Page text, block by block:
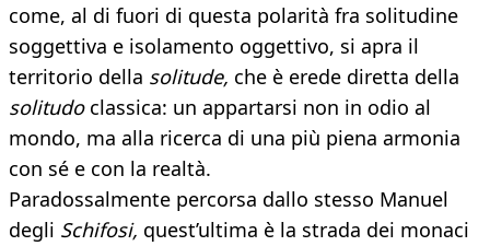
come, al di fuori di questa polarità fra solitudine
soggettiva e isolamento oggettivo, si apra il
territorio della solitude, che è erede diretta della
solitudoclassica: un appartarsi non in odio al
mondo, ma alla ricerca di una più piena armonia
con sé e con la realtà.
Paradossalmente percorsa dallo stesso Manuel
degli Schifosi, quest’ultima è la strada dei monaci